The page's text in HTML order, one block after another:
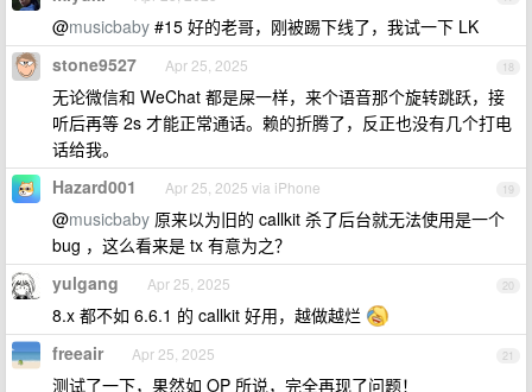
@musicbaby #15 好的老哥，刚被踢下线了，我试一下 LK
18
stone9527 Apr 25, 2025
无论微信和 WeChat 都是屎一样，来个语音那个旋转跳跃，接
听后再等 2s 才能正常通话。赖的折腾了，反正也没有几个打电
话给我。
19
Hazard001 Apr 25, 2025 via iPhone
@musicbaby 原来以为旧的 callkit 杀了后台就无法使用是一个
bug ，这么看来是 tx 有意为之？
20
yulgang Apr 25, 2025
8.x 都不如 6.6.1 的 callkit 好用，越做越烂
21
freeair Apr 25, 2025
测试了一下，果然如 OP 所说，完全再现了问题！